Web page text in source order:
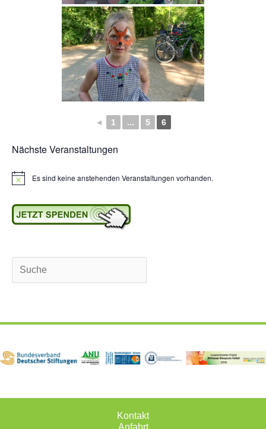
◄ 1 ... 5 6
Nächste Veranstaltungen
H
w
e
Es sind keine anstehenden Veranstaltungen vorhanden.
Suchen
Kontakt